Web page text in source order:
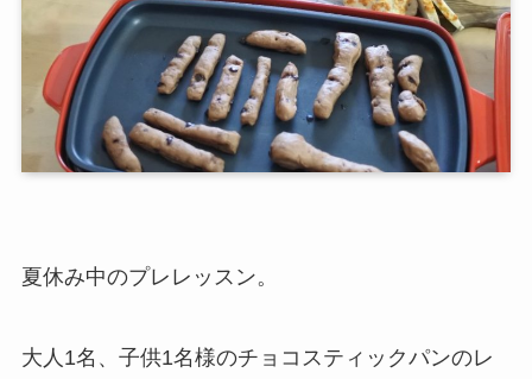
夏休み中のプレレッスン。
大人1名、子供1名様のチョコスティックパンのレ